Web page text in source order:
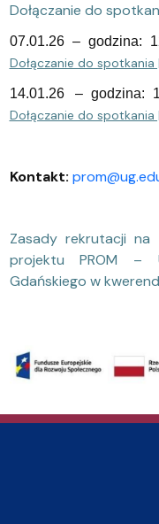
Dołączanie do
07.01.26 – godzina:
Dołączanie do
14.01.26 – godzina:
Dołączanie do
Kontakt:
Zasady rekrutacji na
projektu PROM –
Gdańskiego w